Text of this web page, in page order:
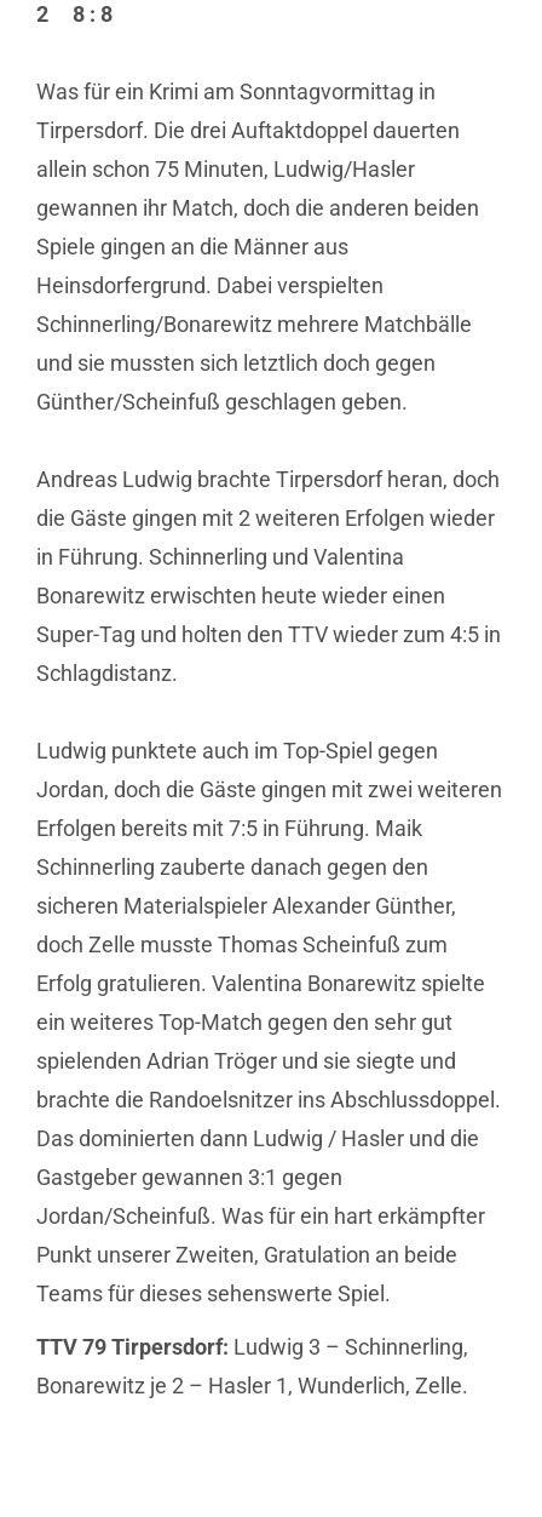
2 8 : 8
Was für ein Krimi am Sonntagvormittag in
Tirpersdorf. Die drei Auftaktdoppel dauerten
allein schon 75 Minuten, Ludwig/Hasler
gewannen ihr Match, doch die anderen beiden
Spiele gingen an die Männer aus
Heinsdorfergrund. Dabei verspielten
Schinnerling/Bonarewitz mehrere Matchbälle
und sie mussten sich letztlich doch gegen
Günther/Scheinfuß geschlagen geben.
Andreas Ludwig brachte Tirpersdorf heran, doch
die Gäste gingen mit 2 weiteren Erfolgen wieder
in Führung. Schinnerling und Valentina
Bonarewitz erwischten heute wieder einen
Super-Tag und holten den TTV wieder zum 4:5 in
Schlagdistanz.
Ludwig punktete auch im Top-Spiel gegen
Jordan, doch die Gäste gingen mit zwei weiteren
Erfolgen bereits mit 7:5 in Führung. Maik
Schinnerling zauberte danach gegen den
sicheren Materialspieler Alexander Günther,
doch Zelle musste Thomas Scheinfuß zum
Erfolg gratulieren. Valentina Bonarewitz spielte
ein weiteres Top-Match gegen den sehr gut
spielenden Adrian Trögerund sie siegte und
brachte die Randoelsnitzer ins Abschlussdoppel.
Das dominierten dann Ludwig / Hasler und die
Gastgeber gewannen 3:1 gegen
Jordan/Scheinfuß. Was für ein hart erkämpfter
Punkt unserer Zweiten, Gratulation an beide
Teams für dieses sehenswerte Spiel.
TTV 79 Tirpersdorf: Ludwig 3 – Schinnerling,
Bonarewitz je 2 – Hasler 1, Wunderlich, Zelle.